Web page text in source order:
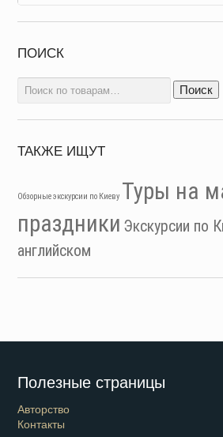
ПОИСК
Искать: Поиск
ТАКЖЕ ИЩУТ
Обзорные экскурсии по Киеву Туры на
праздники Экскурсии по
английском
Полезные страницы
Авторство
Контакты